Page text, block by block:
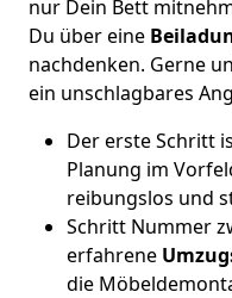
nur Dein Bett
Du über eine
nachdenken. Gerne
ein unschlagbares
Der erste Schritt
Planung im
reibungslos und
Schritt Nummer
erfahrene
die